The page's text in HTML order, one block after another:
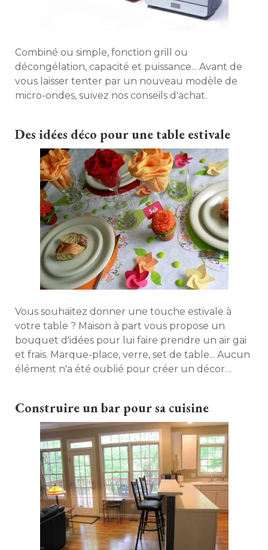
Combiné ou simple, fonction grill ou
décongélation, capacité et puissance... Avant de
vous laisser tenter par un nouveau modèle de
micro-ondes, suivez nos conseils d'achat.
Des idées déco pour une table estivale
Vous souhaitez donner une touche estivale à
votre table ? Maison à part vous propose un
bouquet d'idées pour lui faire prendre un air gai
et frais. Marque-place, verre, set de table... Aucun
élément n'a été oublié pour créer un décor
Construire un bar pour sa cuisine